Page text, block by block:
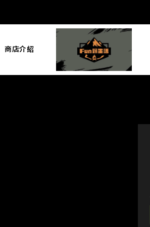
商店介紹